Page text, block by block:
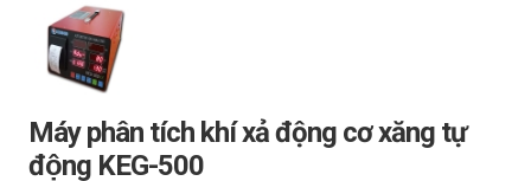
Máy phân tích khí xả động cơ xăng tự
động KEG-500